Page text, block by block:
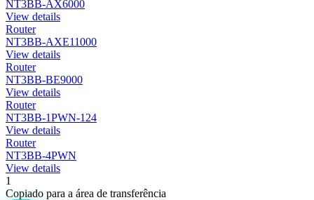
NT3BB-AX6000
View details
Router
NT3BB-AXE11000
View details
Router
NT3BB-BE9000
View details
Router
NT3BB-1PWN-124
View details
Router
NT3BB-4PWN
View details
1
Copiado para a área de transferência